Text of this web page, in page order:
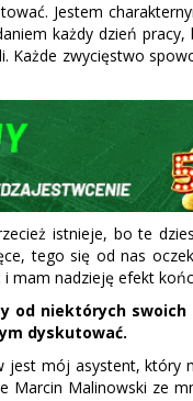
Jestem
każdy dzień
zwycięstwo
istnieje, bo te
tego się od nas
mam nadzieję efekt
od niektórych
dyskutować.
mój asystent, który
Marcin Malinowski ze